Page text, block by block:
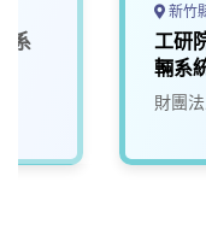
系
新竹
工研
輛系
財團